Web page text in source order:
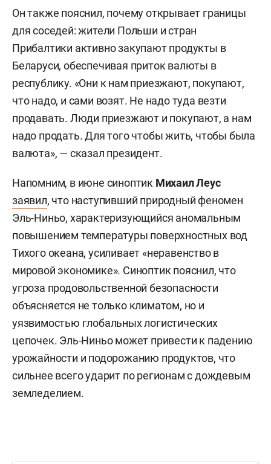
Он также пояснил, почему открывает границы
для соседей: жители Польши и стран
Прибалтики активно закупают продукты в
Беларуси, обеспечивая приток валюты в
республику. «Они к нам приезжают, покупают,
что надо, и сами возят. Не надо туда везти
продавать. Люди приезжают и покупают, а нам
надо продать. Для того чтобы жить, чтобы была
валюта», — сказал президент.
Напомним, в июне синоптик Михаил Леус
заявил, что наступивший природный феномен
Эль-Ниньо, характеризующийся аномальным
повышением температуры поверхностных вод
Тихого океана, усиливает «неравенство в
мировой экономике». Синоптик пояснил, что
угроза продовольственной безопасности
объясняется не только климатом, но и
уязвимостью глобальных логистических
цепочек. Эль-Ниньо может привести к падению
урожайности и подорожанию продуктов, что
сильнее всего ударит по регионам с дождевым
земледелием.